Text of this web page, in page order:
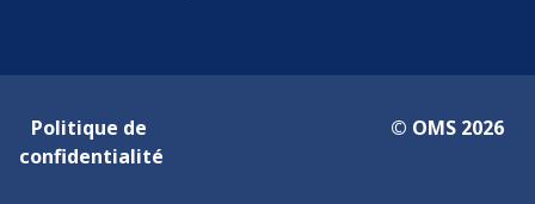
Politique de
confidentialité
© OMS 2026